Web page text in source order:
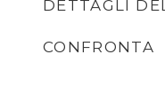
DETTAGLI
CONFRONTA